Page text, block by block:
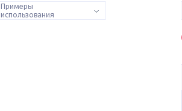
Примеры
использования